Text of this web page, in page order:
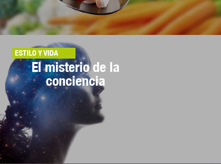
ESTILO Y VIDA
El misterio de la
conciencia